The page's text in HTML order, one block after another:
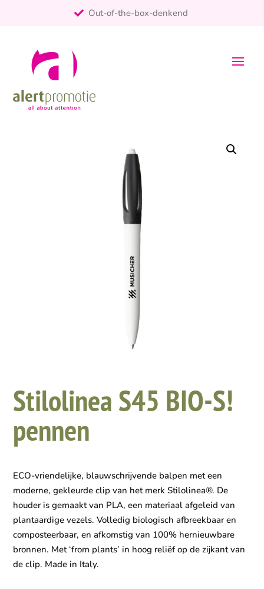
Out-of-the-box-denkend
Stilolinea S45 BIO-S!
pennen
ECO-vriendelijke, blauwschrijvende balpen met een
moderne, gekleurde clip van het merk Stilolinea®. De
houder is gemaakt van PLA, een materiaal afgeleid van
plantaardige vezels. Volledig biologisch afbreekbaar en
composteerbaar, en afkomstig van 100% hernieuwbare
bronnen. Met ‘from plants’ in hoog reliëf op de zijkant van
de clip. Made in Italy.